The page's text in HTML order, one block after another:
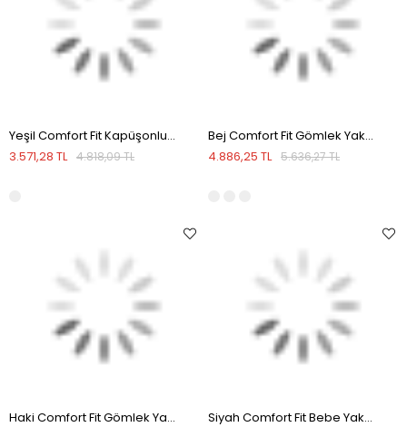
Yeşil Comfort Fit Kapüşonlu Kışlık Mont
3.571,28 TL 4.818,09 TL
Bej Comfort Fit Gömlek Yaka Mevsimlik Mont
4.886,25 TL 5.636,27 TL
Haki Comfort Fit Gömlek Yaka Mevsimlik Mont
Siyah Comfort Fit Bebe Yaka Mevsimlik Mont